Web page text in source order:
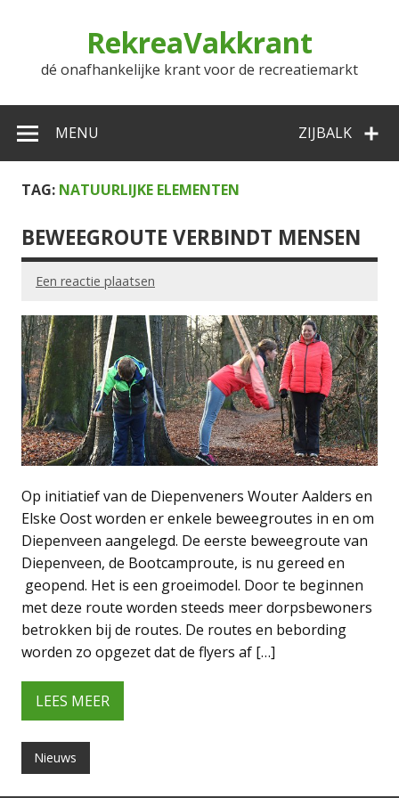
RekreaVakkrant
dé onafhankelijke krant voor de recreatiemarkt
ZIJBALK
MENU
TAG: NATUURLIJKE ELEMENTEN
BEWEEGROUTE VERBINDT MENSEN
Een reactie plaatsen
Op initiatief van de Diepenveners Wouter Aalders en
Elske Oost worden er enkele beweegroutes in en om
Diepenveen aangelegd. De eerste beweegroute van
Diepenveen, de Bootcamproute, is nu gereed en
geopend. Het is een groeimodel. Door te beginnen
met deze route worden steeds meer dorpsbewoners
betrokken bij de routes. De routes en bebording
worden zo opgezet dat de flyers af […]
LEES MEER
Nieuws